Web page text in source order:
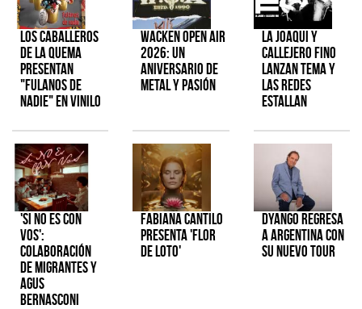
Los Caballeros
de la Quema
presentan
"Fulanos de
Nadie" en vinilo
Wacken Open Air
2026: Un
aniversario de
metal y pasión
La Joaqui y
Callejero Fino
lanzan tema y
las redes
estallan
'Si No Es Con
Vos':
colaboración
de Migrantes y
Agus
Bernasconi
Fabiana Cantilo
presenta 'Flor
de Loto'
Dyango regresa
a Argentina con
su nuevo tour